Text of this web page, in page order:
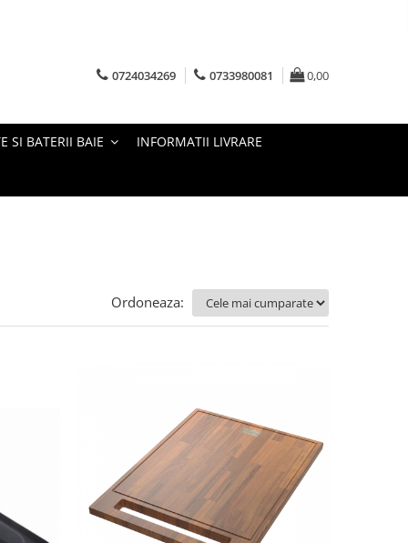
0724034269 0733980081 0,00
SI BATERII BAIE INFORMATII LIVRARE
Ordoneaza: